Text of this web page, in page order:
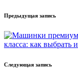
Навигация
записи
Предыдущая запись
класса: как выбрать
Следующая запись